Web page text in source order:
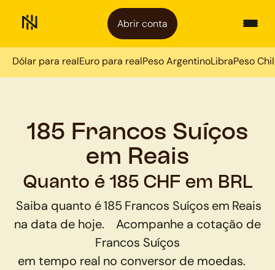
Abrir conta
Dólar para realEuro para realPeso ArgentinoLibraPeso
185 Francos Suíços
em Reais
Quanto é 185 CHF em BRL
Saiba quanto é185 Francos Suíços em Reais
na data de hoje.
Acompanhe a cotação de
Francos Suíços
em tempo real no conversor de moedas.